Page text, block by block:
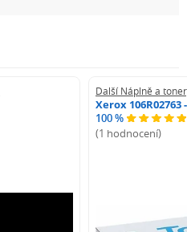
Další Náplně a
Xerox
100 %
(1 hodnocení)